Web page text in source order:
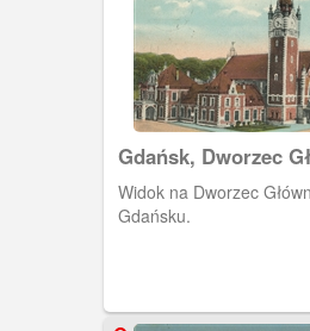
Gdańsk, Dworzec
Widok na Dworzec
Gdańsku.